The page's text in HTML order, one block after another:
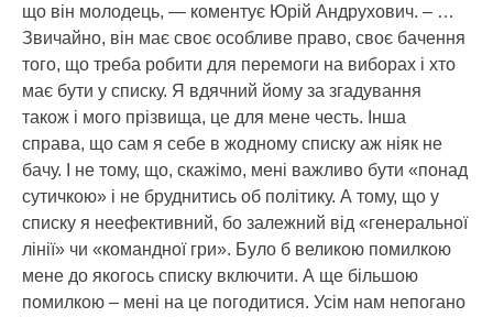
що він молодець, — коментує Юрій Андрухович. – …
Звичайно, він має своє особливе право, своє бачення
того, що треба робити для перемоги на виборах і хто
має бути у списку. Я вдячний йому за згадування
також і мого прізвища, це для мене честь. Інша
справа, що сам я себе в жодному списку аж ніяк не
бачу. І не тому, що, скажімо, мені важливо бути «понад
сутичкою» і не бруднитись об політику. А тому, що у
списку я неефективний, бо залежний від «генеральної
лінії» чи «командної гри». Було б великою помилкою
мене до якогось списку включити. А ще більшою
помилкою – мені на це погодитися. Усім нам непогано